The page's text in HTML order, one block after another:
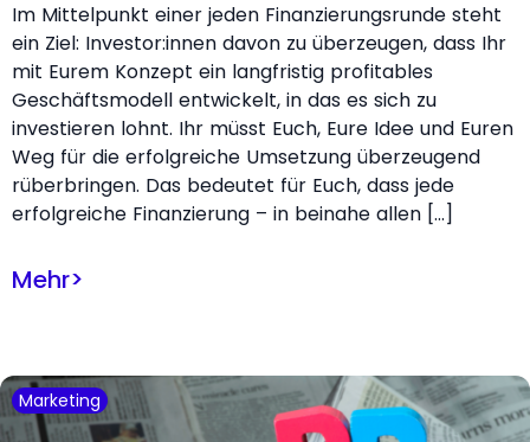
Im Mittelpunkt einer jeden Finanzierungsrunde steht
ein Ziel: Investor:innen davon zu überzeugen, dass Ihr
mit Eurem Konzept ein langfristig profitables
Geschäftsmodell entwickelt, in das es sich zu
investieren lohnt. Ihr müsst Euch, Eure Idee und Euren
Weg für die erfolgreiche Umsetzung überzeugend
rüberbringen. Das bedeutet für Euch, dass jede
erfolgreiche Finanzierung – in beinahe allen […]
Mehr>
Marketing